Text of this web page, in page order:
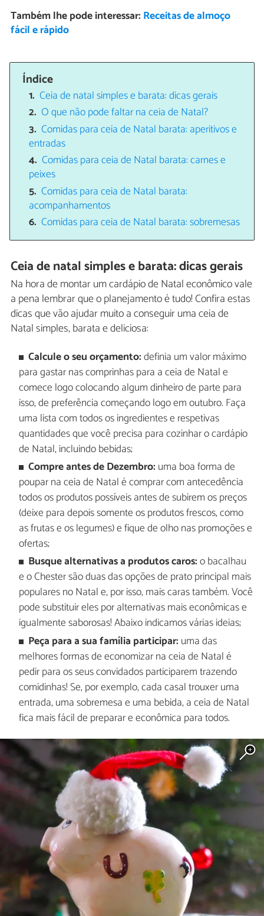
Também lhe pode interessar: Receitas de almoço
fácil e rápido
Índice
Ceia de natal simples e barata: dicas gerais
O que não pode faltar na ceia de Natal?
Comidas para ceia de Natal barata: aperitivos e
entradas
Comidas para ceia de Natal barata: carnes e
peixes
Comidas para ceia de Natal barata:
acompanhamentos
Comidas para ceia de Natal barata: sobremesas
Ceia de natal simples e barata: dicas gerais
Na hora de montar um cardápio de Natal econômico vale
a pena lembrar que o planejamento é tudo! Confira estas
dicas que vão ajudar muito a conseguir uma ceia de
Natal simples, barata e deliciosa:
Calcule o seu orçamento:definia um valor máximo
para gastar nas comprinhas para a ceia de Natal e
comece logo colocando algum dinheiro de parte para
isso, de preferência começando logo em outubro. Faça
uma lista com todos os ingredientes e respetivas
quantidades que você precisa para cozinhar o cardápio
de Natal, incluindo bebidas;
Compre antes de Dezembro: uma boa forma de
poupar na ceia de Natal é comprar com antecedência
todos os produtos possíveis antes de subirem os preços
(deixe para depois somente os produtos frescos, como
as frutas e os legumes) e fique de olho nas promoções e
ofertas;
Busque alternativas a produtos caros:o bacalhau
e o Chester são duas das opções de prato principal mais
populares no Natal e, por isso, mais caras também. Você
pode substituir eles por alternativas mais econômicas e
igualmente saborosas! Abaixo indicamos várias ideias;
Peça para a sua família participar: uma das
melhores formas de economizar na ceia de Natal é
pedir para os seus convidados participarem trazendo
comidinhas! Se, por exemplo, cada casal trouxer uma
entrada, uma sobremesa e uma bebida, a ceia de Natal
fica mais fácil de preparar e econômica para todos.